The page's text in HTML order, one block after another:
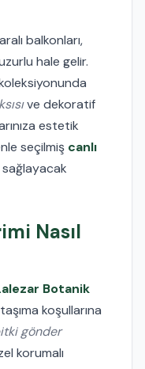
balkonları,
hale gelir.
ve dekoratif
estetik
seçilmiş canlı
sağlayacak
Nasıl
Botanik
koşullarına
gönder
korumalı